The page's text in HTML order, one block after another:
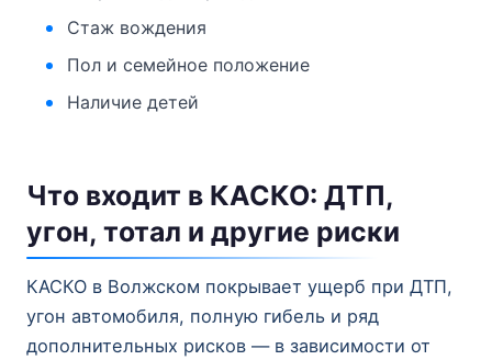
Стаж вождения
Пол и семейное положение
Наличие детей
Что входит в КАСКО: ДТП,
угон, тотал и другие риски
КАСКО в Волжском покрывает ущерб при ДТП,
угон автомобиля, полную гибель и ряд
дополнительных рисков — в зависимости от